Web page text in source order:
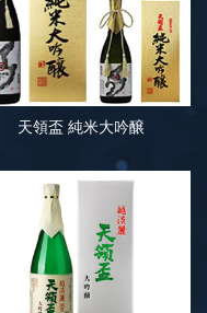
天領盃 純米大吟醸